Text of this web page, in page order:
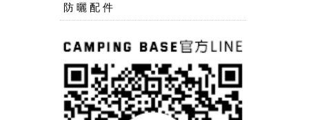
防 曬 配 件